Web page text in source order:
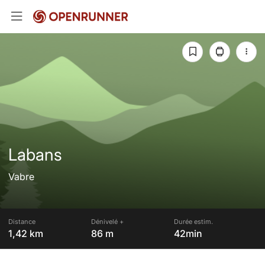
Labans
Vabre
Distance
1,42 km
Dénivelé +
86 m
Durée estim.
42min